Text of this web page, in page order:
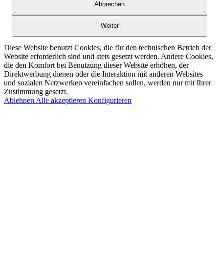
Abbrechen
Weiter
Diese Website benutzt Cookies, die für den technischen Betrieb der
Website erforderlich sind und stets gesetzt werden. Andere Cookies,
die den Komfort bei Benutzung dieser Website erhöhen, der
Direktwerbung dienen oder die Interaktion mit anderen Websites
und sozialen Netzwerken vereinfachen sollen, werden nur mit Ihrer
Zustimmung gesetzt.
Ablehnen Alle akzeptieren Konfigurieren